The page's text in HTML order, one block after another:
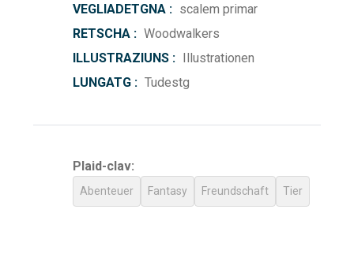
VEGLIADETGNA : scalem primar
RETSCHA : Woodwalkers
ILLUSTRAZIUNS : Illustrationen
LUNGATG : Tudestg
Plaid-clav:
Abenteuer Fantasy Freundschaft Tier